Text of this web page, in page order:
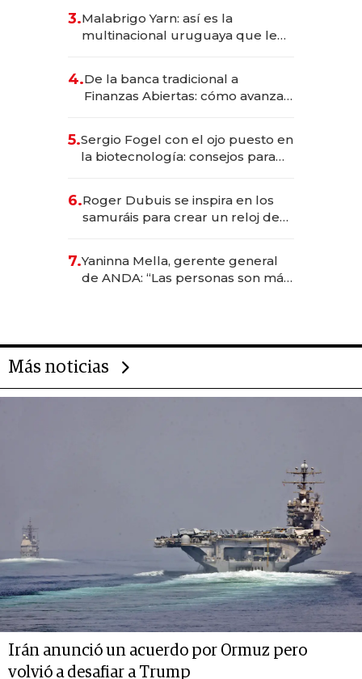
anticipación y prepara apertura
3.Malabrigo Yarn: así es la
multinacional uruguaya que le
4.De la banca tradicional a
Finanzas Abiertas: cómo avanza
5.Sergio Fogel con el ojo puesto en
la biotecnología: consejos para
6.Roger Dubuis se inspira en los
samuráis para crear un reloj de
7.Yaninna Mella, gerente general
de ANDA: “Las personas son más
Más noticias
Irán anunció un acuerdo por Ormuz pero
volvió a desafiar a Trump